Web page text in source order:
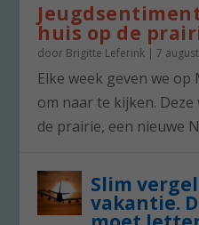
huis op de
door Brigitte Leferink |7
Elke week geven we
om naar te kijken.
de prairie, een nieuwe
Slim
vakantie.